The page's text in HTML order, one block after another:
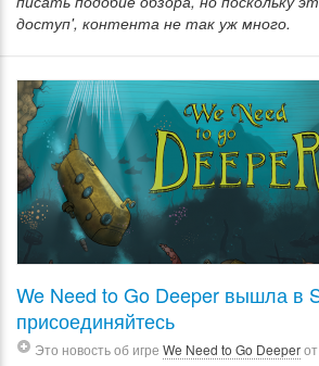
доступ', контента не так уж много.
We Need to Go Deeper вышла в
присоединяйтесь
Это новость об игре We Need to Go Deeperот